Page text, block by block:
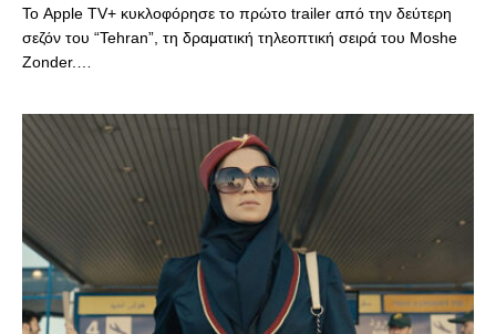
Το Apple TV+ κυκλοφόρησε το πρώτο trailer από την δεύτερη
σεζόν του “Tehran”, τη δραματική τηλεοπτική σειρά του Moshe
Zonder.…